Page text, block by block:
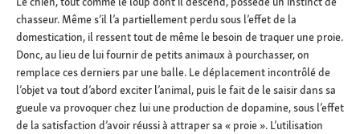
chasseur. Même s’il l’a partiellement perdu sous l’effet de la
domestication, il ressent tout de même le besoin de traquer une proie.
Donc, au lieu de lui fournir de petits animaux à pourchasser, on
remplace ces derniers par une balle. Le déplacement incontrôlé de
l’objet va tout d’abord exciter l’animal, puis le fait de le saisir dans sa
gueule va provoquer chez lui une production de dopamine, sous l’effet
de la satisfaction d’avoir réussi à attraper sa « proie ». L’utilisation